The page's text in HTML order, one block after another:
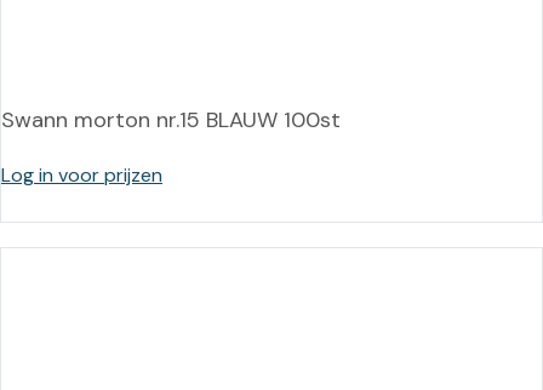
Swann morton nr.15 BLAUW 100st
Log in voor prijzen